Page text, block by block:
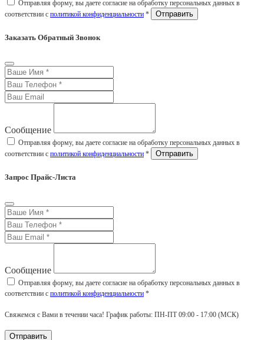
Отправляя форму, вы даете согласие на обработку персональных данных в
соответствии с политикой конфиденциальности *
Заказать Обратный Звонок
Сообщение
Отправляя форму, вы даете согласие на обработку персональных данных в
соответствии с политикой конфиденциальности *
Запрос Прайс-Листа
Сообщение
Отправляя форму, вы даете согласие на обработку персональных данных в
соответствии с политикой конфиденциальности *
Свяжемся с Вами в течении часа! График работы: ПН-ПТ 09:00 - 17:00 (МСК)